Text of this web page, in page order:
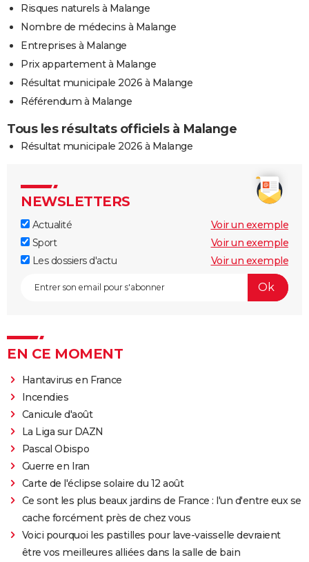
Risques naturels à Malange
Nombre de médecins à Malange
Entreprises à Malange
Prix appartement à Malange
Résultat municipale 2026 à Malange
Référendum à Malange
Tous les résultats officiels à Malange
Résultat municipale 2026 à Malange
NEWSLETTERS
Actualité
Voir un exemple
Sport
Voir un exemple
Les dossiers d'actu
Voir un exemple
EN CE MOMENT
Hantavirus en France
Incendies
Canicule d'août
La Liga sur DAZN
Pascal Obispo
Guerre en Iran
Carte de l'éclipse solaire du 12 août
Ce sont les plus beaux jardins de France : l'un d'entre eux se
cache forcément près de chez vous
Voici pourquoi les pastilles pour lave-vaisselle devraient
être vos meilleures alliées dans la salle de bain